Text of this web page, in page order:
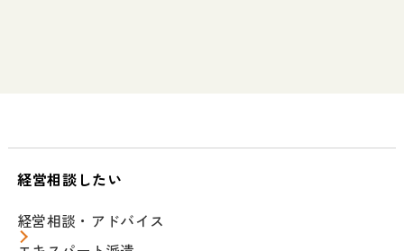
経営相談したい
経営相談・アドバイス